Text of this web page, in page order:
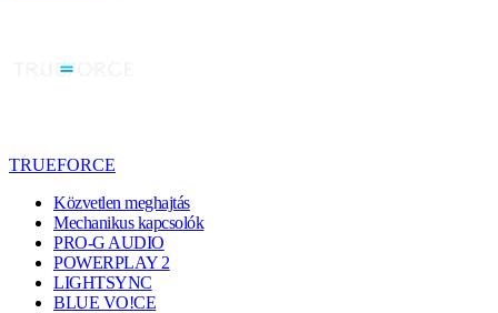
TRUEFORCE
Közvetlen meghajtás
Mechanikus kapcsolók
PRO-G AUDIO
POWERPLAY 2
LIGHTSYNC
BLUE VO!CE